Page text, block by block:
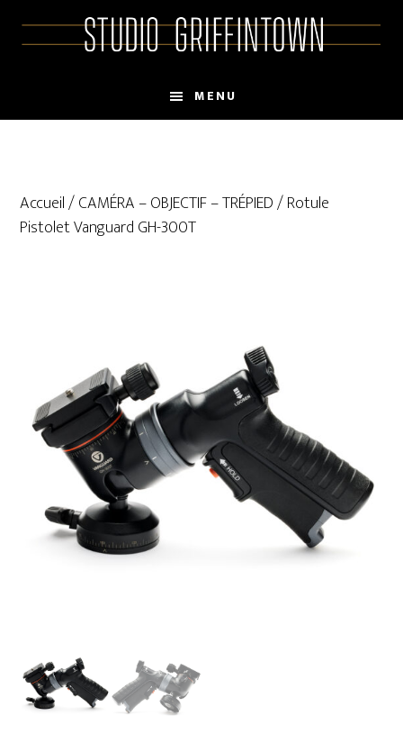
MENU
Accueil/CAMÉRA – OBJECTIF – TRÉPIED/ Rotule
Pistolet Vanguard GH-300T